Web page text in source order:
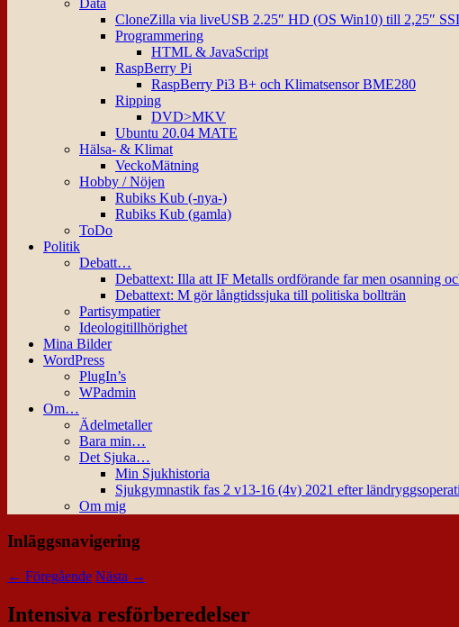
Data
CloneZilla via liveUSB 2.25″ HD (OS Win10) till 2,25″
Programmering
HTML & JavaScript
RaspBerry Pi
RaspBerry Pi3 B+ och Klimatsensor BME280
Ripping
DVD>MKV
Ubuntu 20.04 MATE
Hälsa- & Klimat
VeckoMätning
Hobby / Nöjen
Rubiks Kub (-nya-)
Rubiks Kub (gamla)
ToDo
Politik
Debatt…
Debattext: Illa att IF Metalls ordförande far men osanning
Debattext: M gör långtidssjuka till politiska bollträn
Partisympatier
Ideologitillhörighet
Mina Bilder
WordPress
PlugIn’s
WPadmin
Om…
Ädelmetaller
Bara min…
Det Sjuka…
Min Sjukhistoria
Sjukgymnastik fas 2 v13-16 (4v) 2021 efter
Om mig
Inläggsnavigering
← Föregående Nästa →
Intensiva resförberedelser